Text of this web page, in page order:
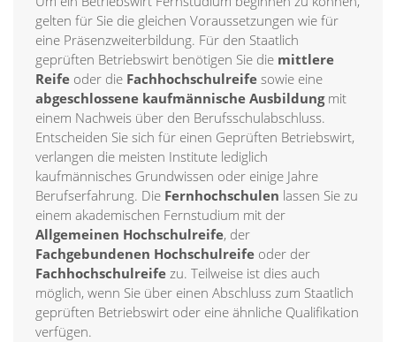
gelten für Sie die gleichen Voraussetzungen wie für
eine Präsenzweiterbildung. Für den Staatlich
geprüften Betriebswirt benötigen Sie die mittlere
Reife oder die Fachhochschulreife sowie eine
abgeschlossene kaufmännische Ausbildungmit
einem Nachweis über den Berufsschulabschluss.
Entscheiden Sie sich für einen Geprüften Betriebswirt,
verlangen die meisten Institute lediglich
kaufmännisches Grundwissen oder einige Jahre
Berufserfahrung. Die Fernhochschulen lassen Sie zu
einem akademischen Fernstudium mit der
Allgemeinen Hochschulreife, der
Fachgebundenen Hochschulreife oder der
Fachhochschulreife zu. Teilweise ist dies auch
möglich, wenn Sie über einen Abschluss zum Staatlich
geprüften Betriebswirt oder eine ähnliche Qualifikation
verfügen.